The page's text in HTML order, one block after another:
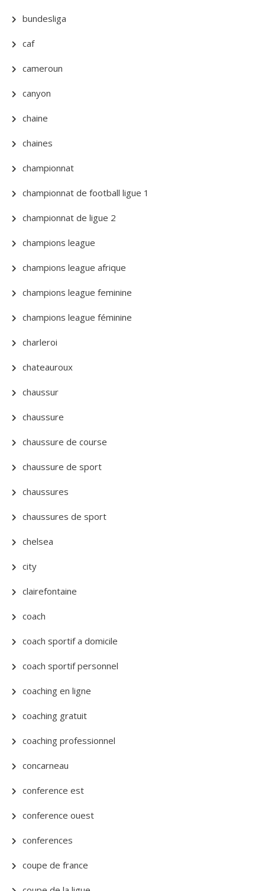
bundesliga
caf
cameroun
canyon
chaine
chaines
championnat
championnat de football ligue 1
championnat de ligue 2
champions league
champions league afrique
champions league feminine
champions league féminine
charleroi
chateauroux
chaussur
chaussure
chaussure de course
chaussure de sport
chaussures
chaussures de sport
chelsea
city
clairefontaine
coach
coach sportif a domicile
coach sportif personnel
coaching en ligne
coaching gratuit
coaching professionnel
concarneau
conference est
conference ouest
conferences
coupe de france